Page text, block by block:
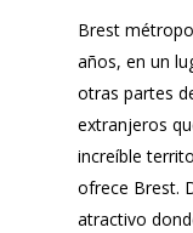
Brest
años, en un
otras partes
extranjeros
increíble
ofrece Brest.
atractivo